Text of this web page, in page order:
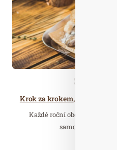
Krok za krokem, abyste si
Každé roční období je něčím
samozřejmě